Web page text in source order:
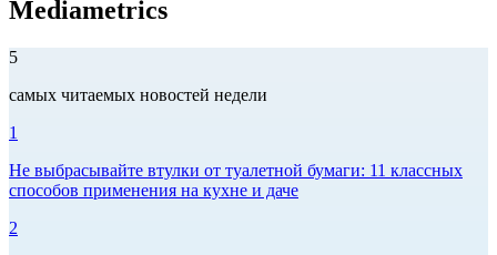
Mediametrics
5
самых читаемых новостей недели
1
Не выбрасывайте втулки от туалетной бумаги: 11 классных
способов применения на кухне и даче
2